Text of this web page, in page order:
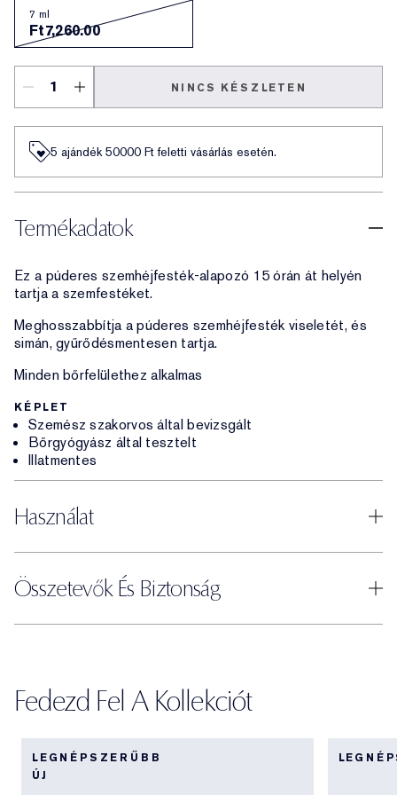
7 ml
Ft7,260.00
NINCS KÉSZLETEN
5 ajándék 50000​ Ft feletti vásárlás esetén.
Termékadatok
Ez a púderes szemhéjfesték-alapozó 15 órán át helyén
tartja a szemfestéket.
Meghosszabbítja a púderes szemhéjfesték viseletét, és
simán, gyűrődésmentesen tartja.
Minden bőrfelülethez alkalmas
KÉPLET
Szemész szakorvos által bevizsgált
Bőrgyógyász által tesztelt
Illatmentes
Használat
Összetevők És Biztonság
Fedezd Fel A Kollekciót
LEGNÉPSZERŰBB
ÚJ